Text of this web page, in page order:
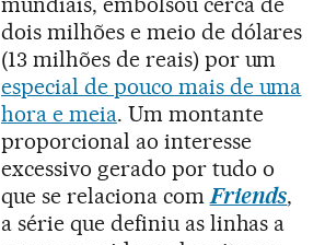
dois milhões e meio de dólares
(13 milhões de reais) por um
especial de pouco mais de uma
hora e meia. Um montante
proporcional ao interesse
excessivo gerado por tudo o
que se relaciona comFriends,
a série que definiu as linhas a